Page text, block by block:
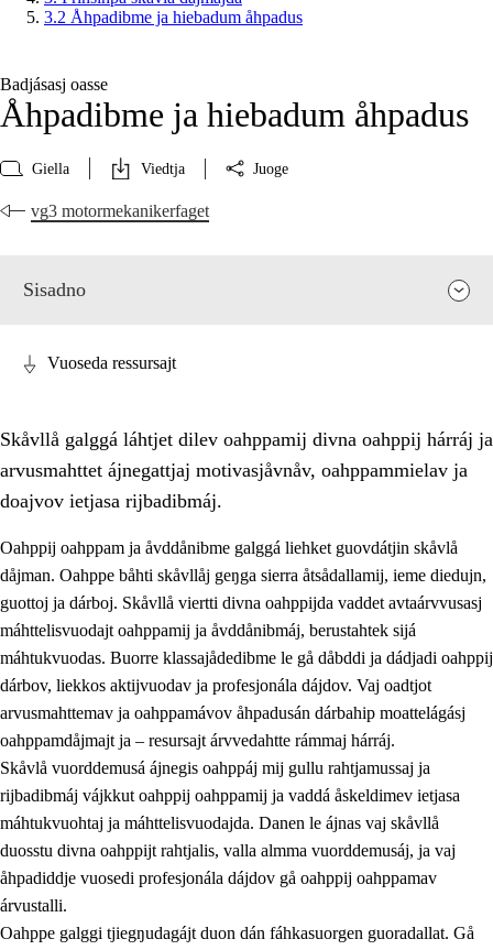
3.2 Åhpadibme ja hiebadum åhpadus
Badjásasj oasse
Åhpadibme ja hiebadum åhpadus
Giella Viedtja Juoge
vg3 motormekanikerfaget
Sisadno
3. Prinsihpa skåvlå dåjmajda
3.1 Sebrudahtte oahppambirás
3.2 Åhpadibme ja hiebadum åhpadus
3.3 Aktisasjbarggo sijda ja skåvlå gaskan
3.4 Åhpadus åhpadusvidnudagán ja barggoiellemin
3.5 Profesjåvnåaktisasjvuohta ja skåvllååvddånibme
Vuoseda ressursajt
Skåvllå galggá láhtjet dilev oahppamij divna oahppij hárráj ja
arvusmahttet ájnegattjaj motivasjåvnåv, oahppammielav ja
doajvov ietjasa rijbadibmáj.
Oahppij oahppam ja åvddånibme galggá liehket guovdátjin skåvlå
dåjman. Oahppe båhti skåvllåj geŋga sierra åtsådallamij, ieme diedujn,
guottoj ja dárboj. Skåvllå viertti divna oahppijda vaddet avtaárvvusasj
máhttelisvuodajt oahppamij ja åvddånibmáj, berustahtek sijá
máhtukvuodas. Buorre klassajådedibme le gå dåbddi ja dádjadi oahppij
dárbov, liekkos aktijvuodav ja profesjonála dájdov. Vaj oadtjot
arvusmahttemav ja oahppamávov åhpadusán dárbahip moattelágásj
oahppamdåjmajt ja – resursajt árvvedahtte rámmaj hárráj.
Skåvlå vuorddemusá ájnegis oahppáj mij gullu rahtjamussaj ja
rijbadibmáj vájkkut oahppij oahppamij ja vaddá åskeldimev ietjasa
máhtukvuohtaj ja máhttelisvuodajda. Danen le ájnas vaj skåvllå
duosstu divna oahppijt rahtjalis, valla almma vuorddemusáj, ja vaj
åhpadiddje vuosedi profesjonála dájdov gå oahppij oahppamav
árvustalli.
Oahppe galggi tjiegŋudagájt duon dán fáhkasuorgen guoradallat. Gå